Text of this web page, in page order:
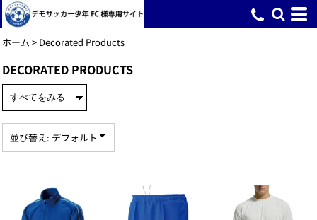
ホーム > Decorated Products
DECORATED PRODUCTS
並び替え: デフォルト
デフォルト
新着順